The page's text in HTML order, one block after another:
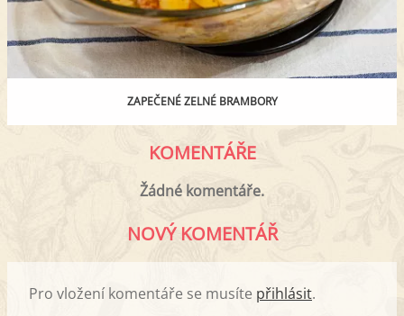
ZAPEČENÉ ZELNÉ BRAMBORY
KOMENTÁŘE
Žádné komentáře.
NOVÝ KOMENTÁŘ
Pro vložení komentáře se musíte přihlásit.